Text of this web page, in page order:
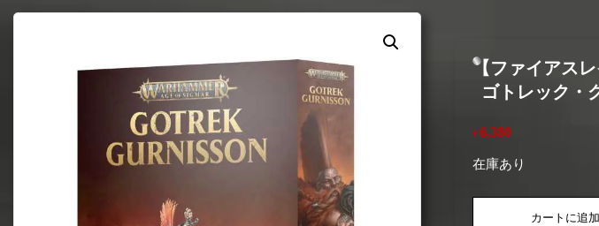
【ファイアスレ
ゴトレック・
¥6,380
在庫あり
カートに追加